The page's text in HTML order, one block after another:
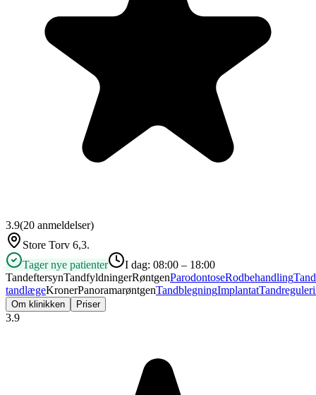
3.9(20 anmeldelser)
Store Torv 6,3.
Tager nye patienter
I dag: 08:00 – 18:00
TandeftersynTandfyldningerRøntgenParodontoseRodbehandling
tandlægeKronerPanoramarøntgenTandblegningImplantat
Om klinikken Priser
3.9